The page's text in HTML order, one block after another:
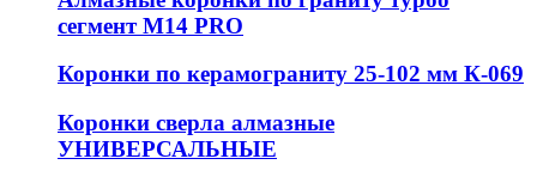
сегмент М14 PRO
Коронки по керамограниту 25-102 мм К-069
Коронки сверла алмазные
УНИВЕРСАЛЬНЫЕ